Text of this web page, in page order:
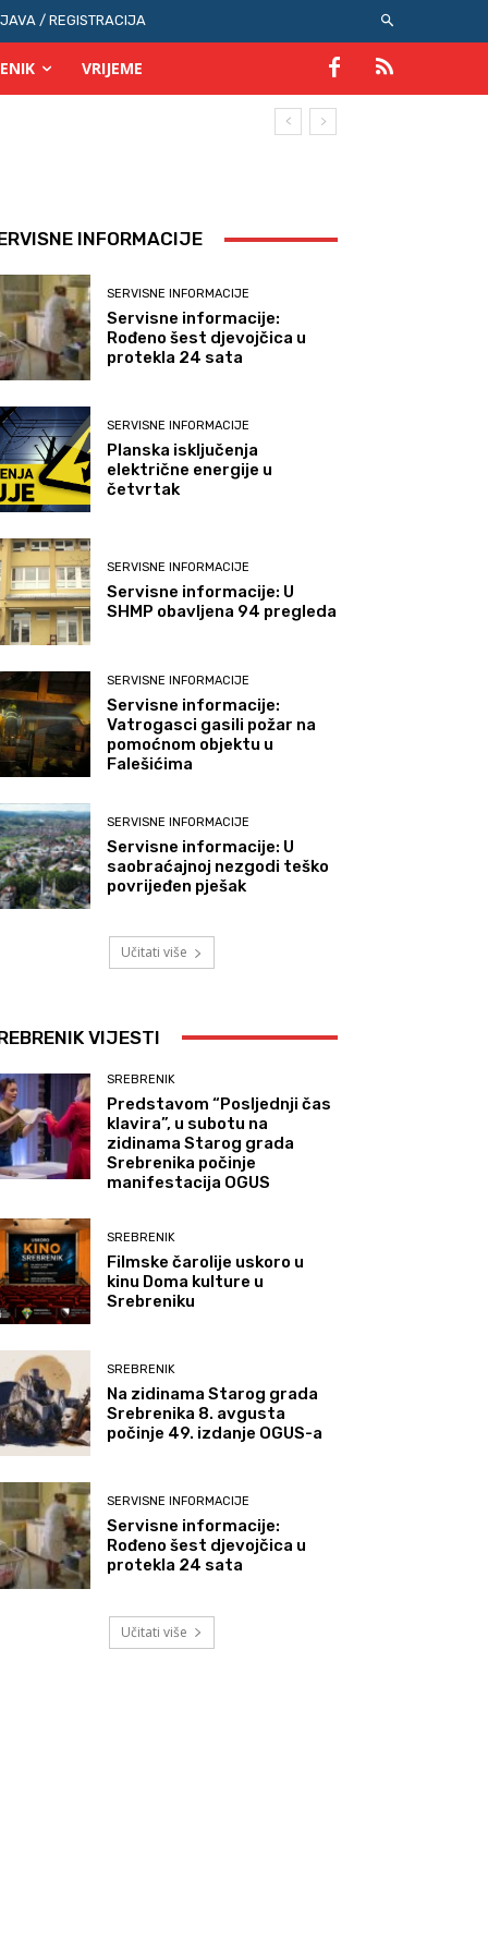
/ REGISTRACIJA
VRIJEME
INFORMACIJE
SERVISNE INFORMACIJE
Servisne informacije:
Rođeno šest djevojčica u
protekla 24 sata
SERVISNE INFORMACIJE
Planska isključenja
električne energije u
četvrtak
SERVISNE INFORMACIJE
Servisne informacije: U
SHMP obavljena 94 pregleda
SERVISNE INFORMACIJE
Servisne informacije:
Vatrogasci gasili požar na
pomoćnom objektu u
Falešićima
SERVISNE INFORMACIJE
Servisne informacije: U
saobraćajnoj nezgodi teško
povrijeđen pješak
Učitati više
VIJESTI
SREBRENIK
Predstavom “Posljednji čas
klavira”, u subotu na
zidinama Starog grada
Srebrenika počinje
manifestacija OGUS
SREBRENIK
Filmske čarolije uskoro u
kinu Doma kulture u
Srebreniku
SREBRENIK
Na zidinama Starog grada
Srebrenika 8. avgusta
počinje 49. izdanje OGUS-a
SERVISNE INFORMACIJE
Servisne informacije:
Rođeno šest djevojčica u
protekla 24 sata
Učitati više